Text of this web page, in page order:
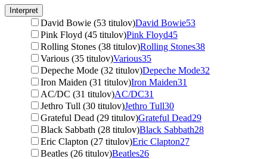
Interpret
David Bowie (53 titulov)David Bowie53
Pink Floyd (45 titulov)Pink Floyd45
Rolling Stones (38 titulov)Rolling Stones38
Various (35 titulov)Various35
Depeche Mode (32 titulov)Depeche Mode32
Iron Maiden (31 titulov)Iron Maiden31
AC/DC (31 titulov)AC/DC31
Jethro Tull (30 titulov)Jethro Tull30
Grateful Dead (29 titulov)Grateful Dead29
Black Sabbath (28 titulov)Black Sabbath28
Eric Clapton (27 titulov)Eric Clapton27
Beatles (26 titulov)Beatles26